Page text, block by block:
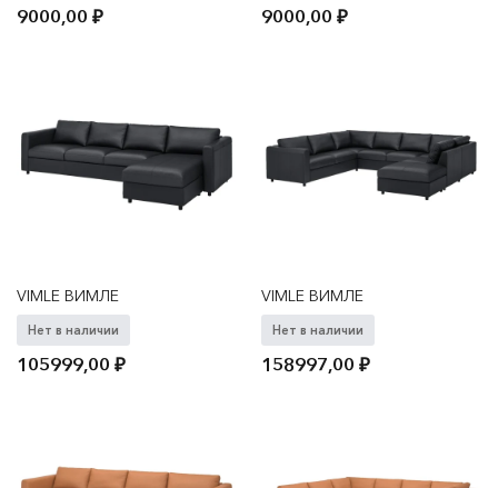
9000,00₽ 9000,00₽
VIMLE ВИМЛЕ
Нет в наличии
105999,00₽
VIMLE ВИМЛЕ
Нет в наличии
158997,00₽